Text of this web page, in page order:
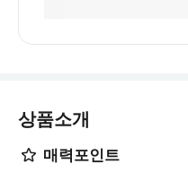
상품소개
매력포인트